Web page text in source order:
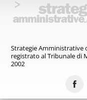
Strategie Amministrative
registratoal Tribunale di
2002